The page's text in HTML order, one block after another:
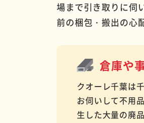
場まで引き取りに伺
前の梱包・搬出の心
倉庫や
クオーレ千葉は
お伺いして不用
生した大量の廃